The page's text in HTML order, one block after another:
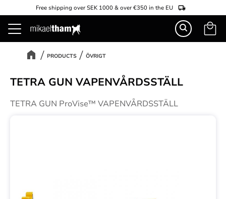
Menu
Free shipping over SEK 1000 & over €350 in the EU
Basket
PRODUCTS ÖVRIGT
TETRA GUN VAPENVÅRDSSTÄLL
TETRA GUN ProVise™ VAPENVÅRDSSTÄLL